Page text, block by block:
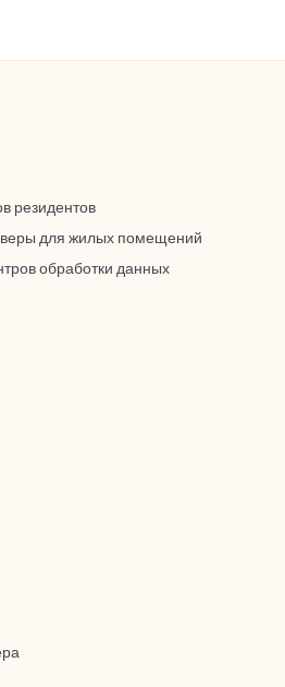
резидентов
для жилых помещений
обработки данных